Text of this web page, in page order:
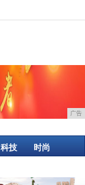
广告
科技 时尚